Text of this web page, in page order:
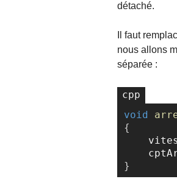
détaché.
Il faut
nous allons
séparée :
void
{
}